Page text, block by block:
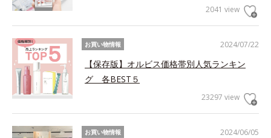
2041 view
2024/07/22
お買い物情報
【保存版】オルビス価格帯別人気ランキン
グ 各BEST５
23297 view
2024/06/05
お買い物情報